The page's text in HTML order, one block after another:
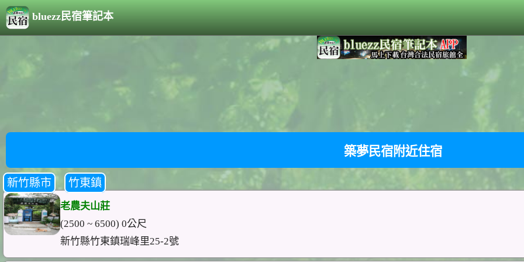
bluezz民宿筆記本
築夢民宿附近住宿
新竹縣市 竹東鎮
老農夫山莊
(2500 ~ 6500) 0公尺
新竹縣竹東鎮瑞峰里25-2號